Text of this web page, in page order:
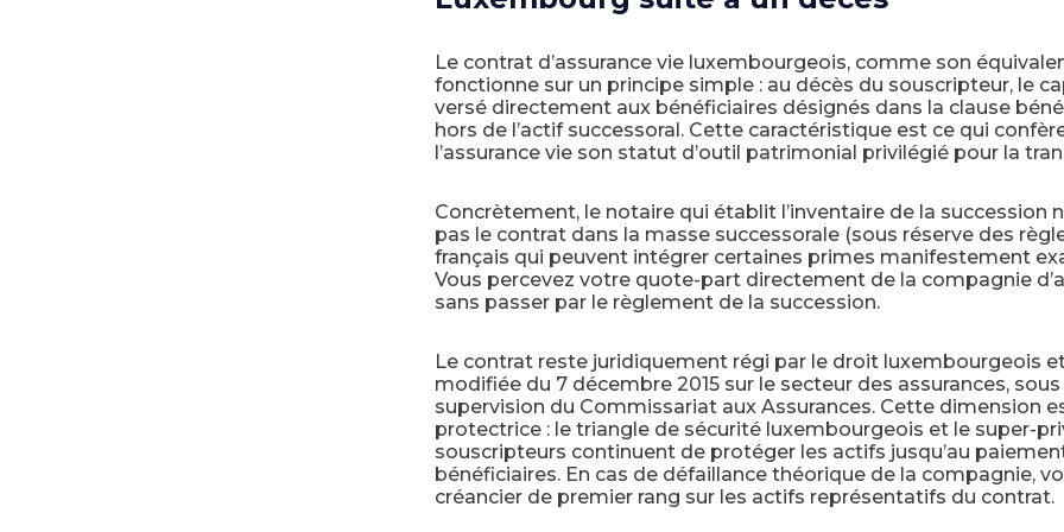
Le contrat d’assurance vie luxembourgeois, comme son
fonctionne sur un principe simple : au décès du souscripteur, le
versé directement aux bénéficiaires désignés dans la clause
hors de l’actif successoral. Cette caractéristique est ce qui
l’assurance vie son statut d’outil patrimonial privilégié pour la
Concrètement, le notaire qui établit l’inventaire de la succession
pas le contrat dans la masse successorale (sous réserve des
français qui peuvent intégrer certaines primes manifestement
Vous percevez votre quote-part directement de la compagnie
sans passer par le règlement de la succession.
Le contrat reste juridiquement régi par le droit luxembourgeois
modifiée du 7 décembre 2015 sur le secteur des assurances, sous
supervision du Commissariat aux Assurances. Cette dimension
protectrice : le triangle de sécurité luxembourgeois et le super-
souscripteurs continuent de protéger les actifs jusqu’au
bénéficiaires. En cas de défaillance théorique de la compagnie,
créancier de premier rang sur les actifs représentatifs du contrat.